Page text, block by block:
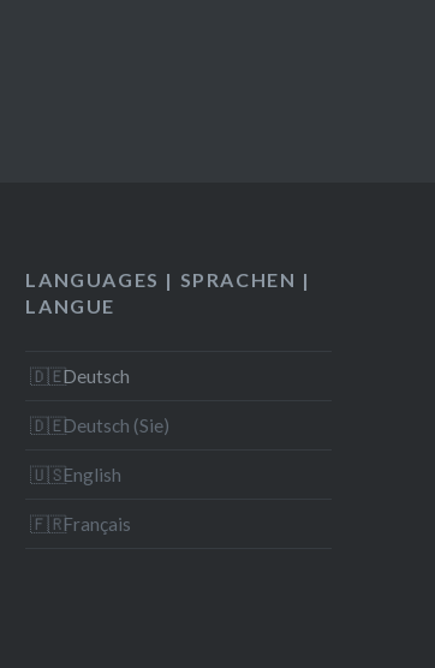
LANGUAGES | SPRACHEN |
LANGUE
Deutsch
Deutsch (Sie)
English
Français